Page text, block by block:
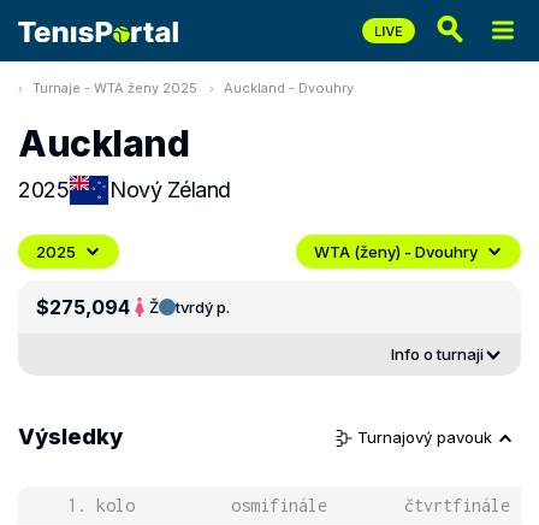
Turnaje - WTA ženy 2025 Auckland - Dvouhry
Auckland
2025 Nový Zéland
2025 WTA (ženy) - Dvouhry
$275,094 Ž tvrdý p.
Info o turnaji
Výsledky Turnajový pavouk
1. kolo osmifinále čtvrtfinále